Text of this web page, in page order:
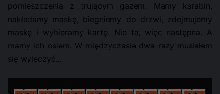
pomieszczenia z trującym gazem. Mamy karabin,
nakładamy maskę, biegniemy do drzwi, zdejmujemy
maskę i wybieramy kartę. Nie ta, więc następna. A
mamy ich osiem. W międzyczasie dwa razy musiałem
się wyleczyć…